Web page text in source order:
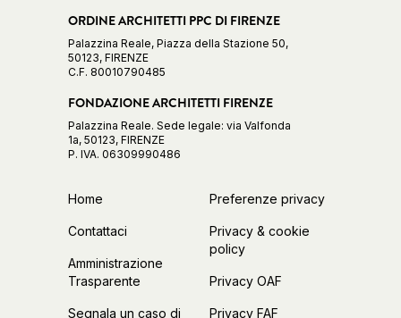
ORDINE ARCHITETTI PPC DI FIRENZE
Palazzina Reale, Piazza della Stazione 50,
50123, FIRENZE
C.F. 80010790485
FONDAZIONE ARCHITETTI FIRENZE
Palazzina Reale. Sede legale: via Valfonda
1a, 50123, FIRENZE
P. IVA. 06309990486
Home
Contattaci
Amministrazione
Trasparente
Segnala un caso di
Preferenze privacy
Privacy & cookie
policy
Privacy OAF
Privacy FAF